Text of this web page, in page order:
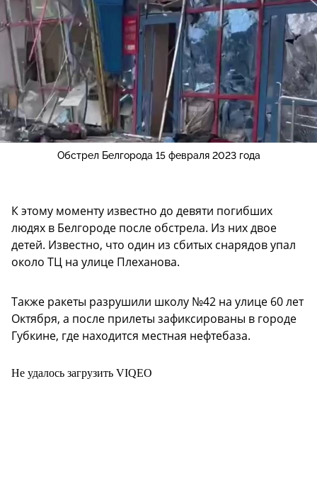
Обстрел Белгорода 15 февраля 2023 года
К этому моменту известно до девяти погибших
людях в Белгороде после обстрела. Из них двое
детей. Известно, что один из сбитых снарядов упал
около ТЦ на улице Плеханова.
Также ракеты разрушили школу №42 на улице 60 лет
Октября, а после прилеты зафиксированы в городе
Губкине, где находится местная нефтебаза.
Не удалось загрузить VIQEO